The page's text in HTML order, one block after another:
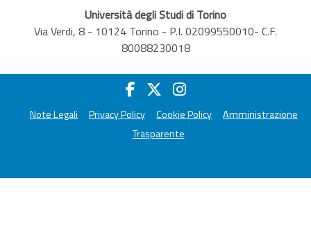
Università degli Studi di Torino
Via Verdi, 8 - 10124 Torino - P.I. 02099550010- C.F.
80088230018
Note Legali Privacy Policy Cookie Policy
Amministrazione
Trasparente